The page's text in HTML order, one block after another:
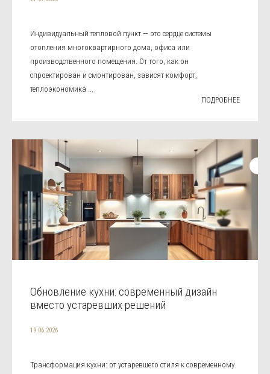
Индивидуальный тепловой пункт — это сердце системы
отопления многоквартирного дома, офиса или
производственного помещения. От того, как он
спроектирован и смонтирован, зависят комфорт,
теплоэкономика ...
ПОДРОБНЕЕ
Обновление кухни: современный дизайн
вместо устаревших решений
19.06.2026
Трансформация кухни: от устаревшего стиля к современному